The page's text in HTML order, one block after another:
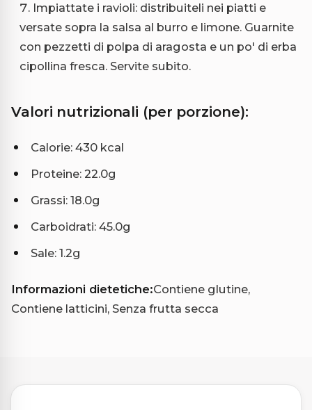
Impiattate i ravioli: distribuiteli nei piatti e
versate sopra la salsa al burro e limone. Guarnite
con pezzetti di polpa di aragosta e un po' di erba
cipollina fresca. Servite subito.
Valori nutrizionali (per porzione):
Calorie: 430 kcal
Proteine: 22.0g
Grassi: 18.0g
Carboidrati: 45.0g
Sale: 1.2g
Informazioni dietetiche:Contiene glutine,
Contiene latticini, Senza frutta secca